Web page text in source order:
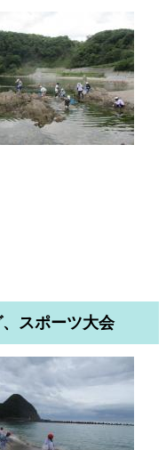
スポーツ大会